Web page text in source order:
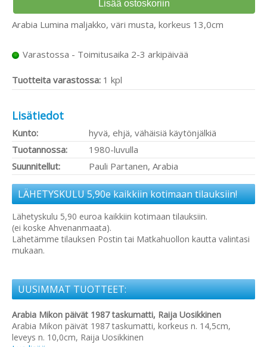
Arabia Lumina maljakko, väri musta, korkeus 13,0cm
Varastossa - Toimitusaika 2-3 arkipäivää
Tuotteita varastossa: 1 kpl
Lisätiedot
Kunto:
hyvä, ehjä, vähäisiä käytönjälkiä
Tuotannossa:
1980-luvulla
Suunnitellut:
Pauli Partanen, Arabia
LÄHETYSKULU 5,90e kaikkiin kotimaan tilauksiin!
Lähetyskulu 5,90 euroa kaikkiin kotimaan tilauksiin.
(ei koske Ahvenanmaata).
Lähetämme tilauksen Postin tai Matkahuollon kautta valintasi
mukaan.
UUSIMMAT TUOTTEET:
Arabia Mikon päivät 1987 taskumatti, Raija Uosikkinen
Arabia Mikon päivät 1987 taskumatti, korkeus n. 14,5cm,
leveys n. 10,0cm, Raija Uosikkinen